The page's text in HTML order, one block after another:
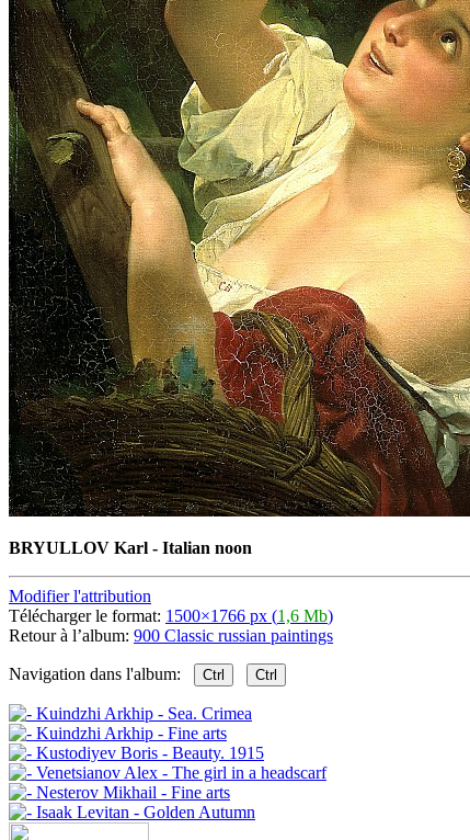
BRYULLOV Karl - Italian noon
Modifier l'attribution
Télécharger le format: 1500×1766 px (1,6 Mb)
Retour à l’album: 900 Classic russian paintings
Navigation dans l'album: Ctrl Ctrl